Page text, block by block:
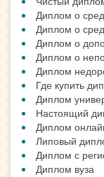
Диплом о
Диплом о
Диплом о
Диплом о
Диплом
Где купить
Диплом
Настоящий
Диплом
Липовый
Диплом с
Диплом вуза